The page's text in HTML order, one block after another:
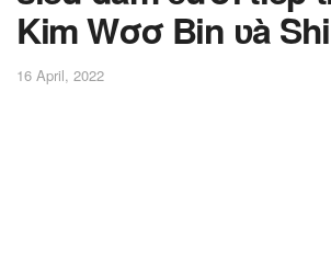
Kim Wσσ Bin ʋà
16 April, 2022